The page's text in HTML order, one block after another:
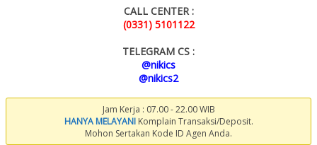
CALL CENTER :
(0331) 5101122
TELEGRAM CS :
@nikics
@nikics2
Jam Kerja : 07.00 - 22.00 WIB
HANYA MELAYANIKomplain Transaksi/Deposit.
Mohon Sertakan Kode ID Agen Anda.